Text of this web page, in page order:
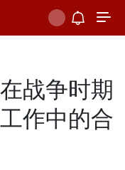
战争时期
作中的合